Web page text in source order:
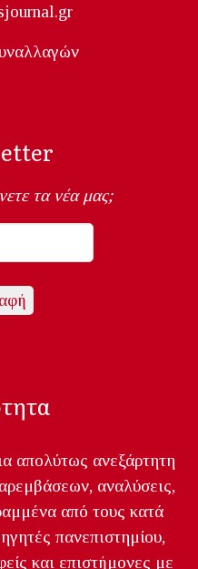
τα νέα μας;
απολύτως ανεξάρτητη
αναλύσεις,
από τους κατά
πανεπιστημίου,
και επιστήμονες με